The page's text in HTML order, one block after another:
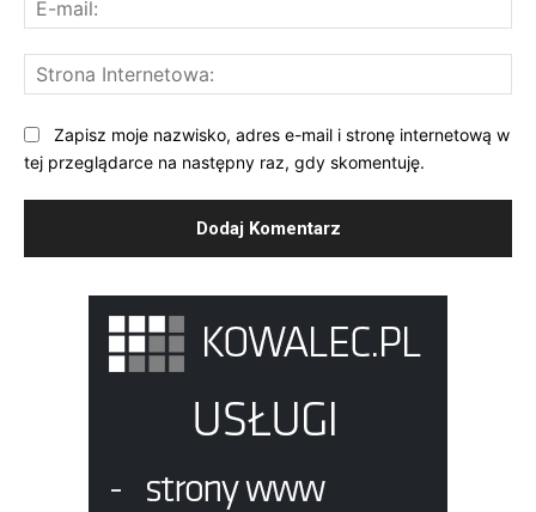
Zapisz moje nazwisko, adres e-mail i stronę internetową w
tej przeglądarce na następny raz, gdy skomentuję.